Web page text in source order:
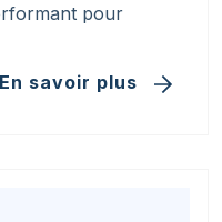
pour
En savoir plus